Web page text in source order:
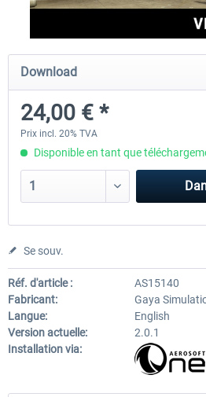
Aerosoft Airport Cologne/Bonn
18,10 € *
Download
24,00 € *
Prix incl. 20% TVA
Disponible en tant que
Se souv.
Réf. d'article :
AS15140
Fabricant:
Gaya
Langue:
English
Version actuelle:
2.0.1
Installation via: